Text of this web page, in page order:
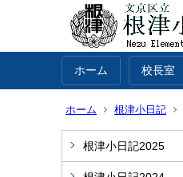
ホーム 校長室
ホーム 根津小日記
根津小日記2025